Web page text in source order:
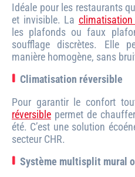
Idéale pour les restaurants
et invisible. La
les plafonds ou faux
soufflage discrètes. Elle
manière homogène, sans
Climatisation réversible
Pour garantir le confort
réversible permet de
été. C’est une solution
secteur CHR.
Système multisplit mural